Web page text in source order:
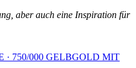
aber auch eine Inspiration für
· 750/000 GELBGOLD MIT